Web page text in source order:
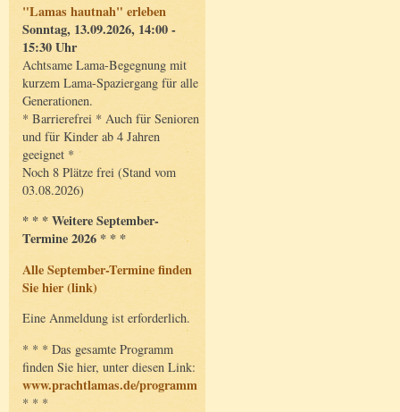
"Lamas hautnah" erleben
Sonntag, 13.09.2026, 14:00 -
15:30 Uhr
Achtsame Lama-Begegnung mit
kurzem Lama-Spaziergang für alle
Generationen.
* Barrierefrei * Auch für Senioren
und für Kinder ab 4 Jahren
geeignet *
Noch 8 Plätze frei (Stand vom
03.08.2026)
* * * Weitere September-
Termine 2026 * * *
Alle September-Termine finden
Sie hier (link)
Eine Anmeldung ist erforderlich.
* * * Das gesamte Programm
finden Sie hier, unter diesen Link:
www.prachtlamas.de/programm
* * *